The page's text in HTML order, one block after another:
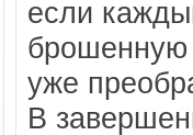
если
брошенную
уже
В